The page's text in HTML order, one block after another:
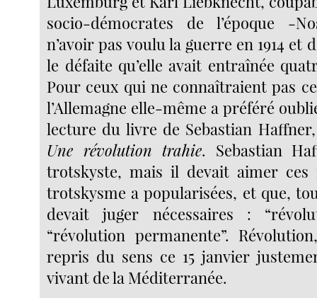
socio-démocrates de l’époque -
n’avoir pas voulu la guerre en 1914 et
le défaite qu’elle avait entraînée
Pour ceux qui ne connaîtraient pas
l’Allemagne elle-même a préféré
lecture du livre de Sebastian
Une révolution trahie. Sebastian
trotskyste, mais il devait aimer ces
trotskysme a popularisées, et que,
devait juger nécessaires :
“révolution permanente”.
repris du sens ce 15 janvier
vivant de la Méditerranée.